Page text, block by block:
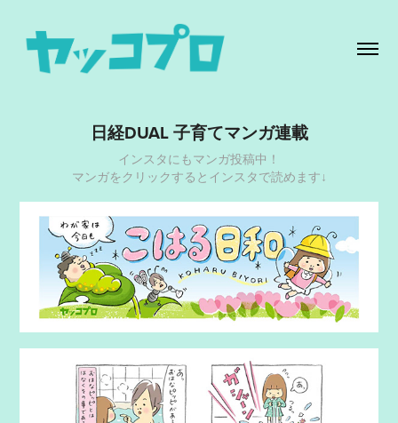
日経DUAL 子育てマンガ連載
インスタにもマンガ投稿中！
マンガをクリックするとインスタで読めます↓